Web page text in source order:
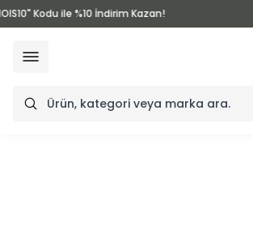
Kodu ile %10 İndirim Kazan!